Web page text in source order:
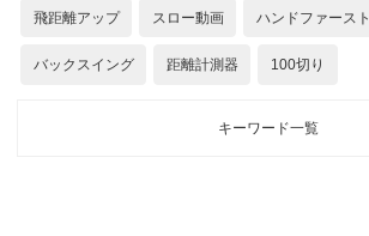
飛距離アップ スロー動画 ハンドファースト
バックスイング 距離計測器 100切り
キーワード一覧